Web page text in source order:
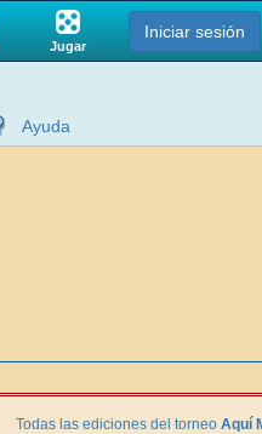
Jugar
Iniciar sesión
Ayuda
Todas las ediciones del torneo Aquí